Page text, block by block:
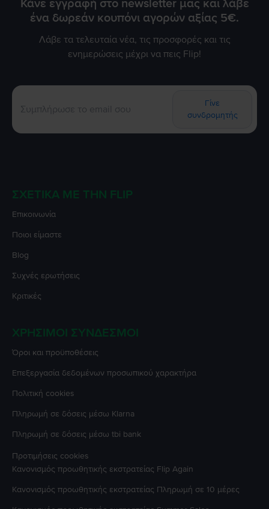
Κάνε εγγραφή στο newsletter μας και λάβε
ένα δωρεάν κουπόνι αγορών αξίας 5€.
Λάβε τα τελευταία νέα, τις προσφορές και τις
ενημερώσεις μέχρι να πεις Flip!
Γίνε
συνδρομητής
ΣΧΕΤΙΚΆ ΜΕ ΤΗΝ FLIP
Επικοινωνία
Ποιοι είμαστε
Blog
Συχνές ερωτήσεις
Κριτικές
ΧΡΉΣΙΜΟΙ ΣΎΝΔΕΣΜΟΙ
Όροι και προϋποθέσεις
Επεξεργασία δεδομένων προσωπικού χαρακτήρα
Πολιτική cookies
Πληρωμή σε δόσεις μέσω Klarna
Πληρωμή σε δόσεις μέσω tbi bank
Προτιμήσεις cookies
Κανονισμός προωθητικής εκστρατείας Flip Again
Κανονισμός προωθητικής εκστρατείας Πληρωμή σε 10 μέρες